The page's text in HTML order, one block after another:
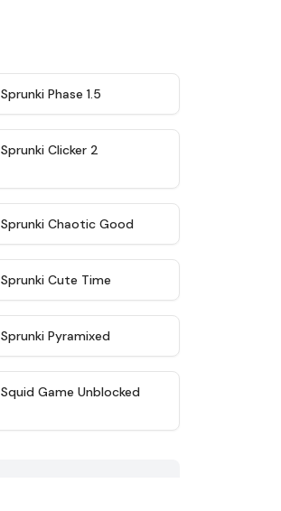
Sprunki Phase 1.5
Sprunki Clicker 2
★
Sprunki Chaotic Good
Sprunki Cute Time
Sprunki Pyramixed
★
Squid Game Unblocked